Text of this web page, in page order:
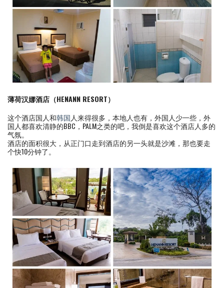
薄荷汉娜酒店（HENANN RESORT）
这个酒店国人和韩国人来得很多，本地人也有，外国人少一些，外
国人都喜欢清静的BBC，PALM之类的吧，我倒是喜欢这个酒店人多的
气氛。
酒店的面积很大，从正门口走到酒店的另一头就是沙滩，那也要走
个快10分钟了。